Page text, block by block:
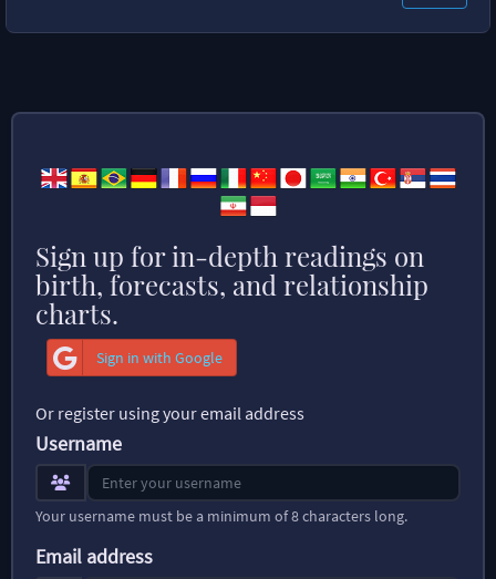
Sign up for in-depth readings on
birth, forecasts, and relationship
charts.
Sign in with Google
Or register using your email address
Username
Your username must be a minimum of 8 characters long.
Email address